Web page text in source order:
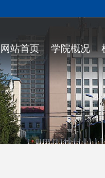
网站首页 学院概况